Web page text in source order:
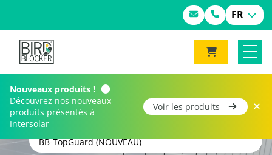
FR
Nouveaux produits !
Découvrez nos nouveaux
produits présentés à
Intersolar
Voir les produits
BB-TopGuard (NOUVEAU)